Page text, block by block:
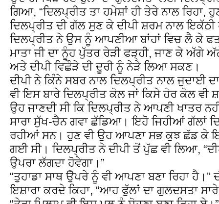
ਗਿਆ, “ਦਿਲਪ੍ਰੀਤ ਤਾ ਹਮੇਸ਼ਾਂ ਹੀ ਤੇਰੇ ਨਾਲ ਰਿਹਾ,
ਦਿਲਪ੍ਰੀਤ ਦੀ ਗੱਲ ਸੁਣ ਕੇ ਦੀਪੀ ਸ਼ਰਮ ਨਾਲ
ਦਿਲਪ੍ਰੀਤ ਨੇ ਉਸ ਨੂੰ ਆਪਣੀਆ ਬਾਂਹਾਂ ਵਿਚ ਲੈ ਕੇ
ਮਾਤਾ ਜੀ ਦਾ ਨੂੰਹ ਪੁੱਤਰ ਰੇੜੀ ਫੜ੍ਹੀ, ਜਾਣ ਕੇ ਅੱਗੇ
ਅਤੇ ਦੀਪੀ ਵਿਛੌੜੇ ਦੀ ਦੂਰੀ ਨੂੰ ਨੇੜੇ ਲਿਆ ਸਕਣ।
ਦੀਪੀ ਨੇ ਕਿੰਨੇ ਸਬਰ ਨਾਲ ਦਿਲਪ੍ਰੀਤ ਨਾਲ ਜੁਦਾਈ
ਵੀ ਇਸ ਬਾਰੇ ਦਿਲਪ੍ਰੀਤ ਕੋਲ ਜਾਂ ਕਿਸੇ ਹੋਰ ਕੋਲ ਵੀ
ਉਹ ਜਾਣਦੀ ਸੀ ਕਿ ਦਿਲਪ੍ਰੀਤ ਨੇ ਆਪਣੀ ਖਾਤਰ
ਸਾਰਾ ਸੁੱਖ-ਚੈਨ ਗਵਾ ਛੱਡਿਆ। ਇਹੋ ਜਿਹੀਆਂ ਗੱਲਾਂ
ਰਹੀਆਂ ਸਨ। ਹੁਣ ਵੀ ਉਹ ਆਪਣਾ ਸਭ ਕੁਝ ਛੱਡ ਕੇ
ਗਈ ਸੀ। ਦਿਲਪ੍ਰੀਤ ਨੇ ਦੀਪੀ ਤੋਂ ਪੁੱਛ ਵੀ ਲਿਆ,
ਉਪਰਾ ਲੱਗਦਾ ਹੋਵੇਗਾ।”
“ਤੁਹਾਡਾ ਸਾਥ ਉੋਪਰੇ ਨੂੰ ਵੀ ਆਪਣਾ ਬਣਾ ਰਿਹਾ ਹੈ।”
ਇਸ਼ਾਰਾ ਕਰਦੇ ਕਿਹਾ, “ਆਹ ਫੁੱਲਾਂ ਦਾ ਗੁਲਦਸਤਾ ਸਾਰੇ